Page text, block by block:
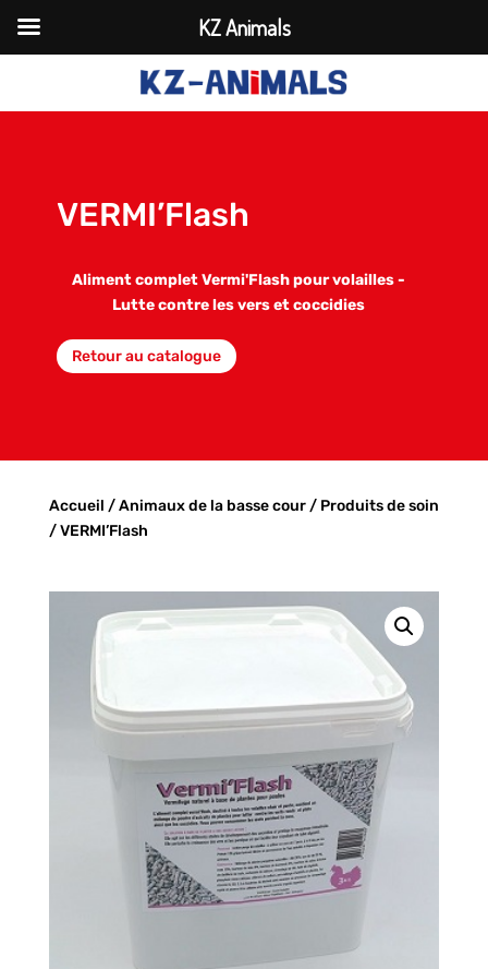
VERMI’Flash
Aliment complet Vermi'Flash pour volailles -
Lutte contre les vers et coccidies
Retour au catalogue
Accueil /Animaux de la basse cour/ Produits de soin
/ VERMI’Flash
KZ Animals